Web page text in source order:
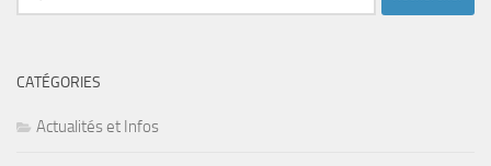
CATÉGORIES
Actualités et Infos